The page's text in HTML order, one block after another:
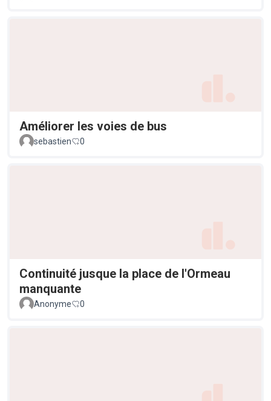
Améliorer les voies de bus
sebastien 0
Continuité jusque la place de l'Ormeau
manquante
Anonyme 0